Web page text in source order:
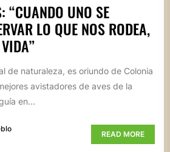
“CUANDO UNO SE
LO QUE NOS RODEA,
de naturaleza, es oriundo de Colonia
avistadores de aves de la
en...
READ MORE